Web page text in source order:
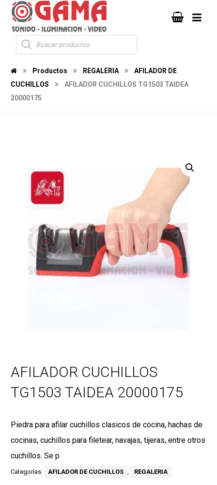
Productos REGALERIA
AFILADOR DE
CUCHILLOS
AFILADOR CUCHILLOS TG1503 TAIDEA
20000175
AFILADOR CUCHILLOS
TG1503 TAIDEA 20000175
Piedra para afilar cuchillos clasicos de cocina, hachas de
cocinas, cuchillos para filetear, navajas, tijeras, entre otros
cuchillos. Se p
Categorías: AFILADOR DE CUCHILLOS , REGALERIA